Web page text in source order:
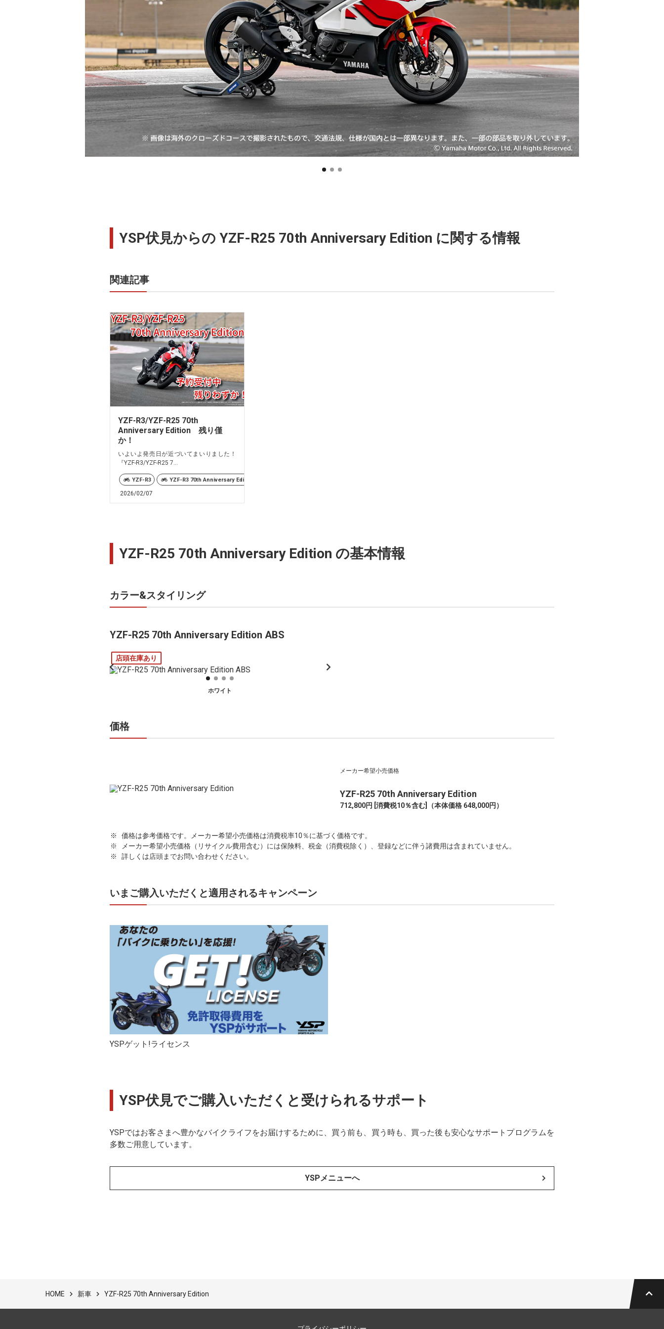
YSP伏見からの YZF-R25 70th Anniversary Edition に関する情報
関連記事
YZF-R3/YZF-R25 70th
Anniversary Edition 残り僅
か！
いよいよ発売日が近づいてまいりました！
『YZF-R3/YZF-R25 7...
YZF-R3 YZF-R3 70th Anniversary Edition
2026/02/07
YZF-R25 70th Anniversary Edition の基本情報
カラー&スタイリング
YZF-R25 70th Anniversary Edition ABS
店頭在庫あり
ホワイト
価格
メーカー希望小売価格
YZF-R25 70th Anniversary Edition
712,800円 [消費税10％含む] （本体価格 648,000円）
価格は参考価格です。メーカー希望小売価格は消費税率10％に基づく価格です。
メーカー希望小売価格（リサイクル費用含む）には保険料、税金（消費税除く）、登録などに伴う諸費用は含まれていません。
詳しくは店頭までお問い合わせください。
いまご購入いただくと適用されるキャンペーン
YSPゲット!ライセンス
YSP伏見でご購入いただくと受けられるサポート
YSPではお客さまへ豊かなバイクライフをお届けするために、買う前も、買う時も、買った後も安心なサポートプログラムを
多数ご用意しています。
YSPメニューへ
HOME 新車 YZF-R25 70th Anniversary Edition